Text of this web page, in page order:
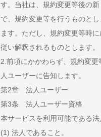
す。当社は、規約変更等後の
で、規約変更等を行うものと
ます。ただし、規約変更等時
従い解釈されるものとします。
2.前項にかかわらず、規約変
人ユーザーに告知します。
第2章 法人ユーザー
第3条 法人ユーザー資格
本サービスを利用可能である
(1) 法人であること。